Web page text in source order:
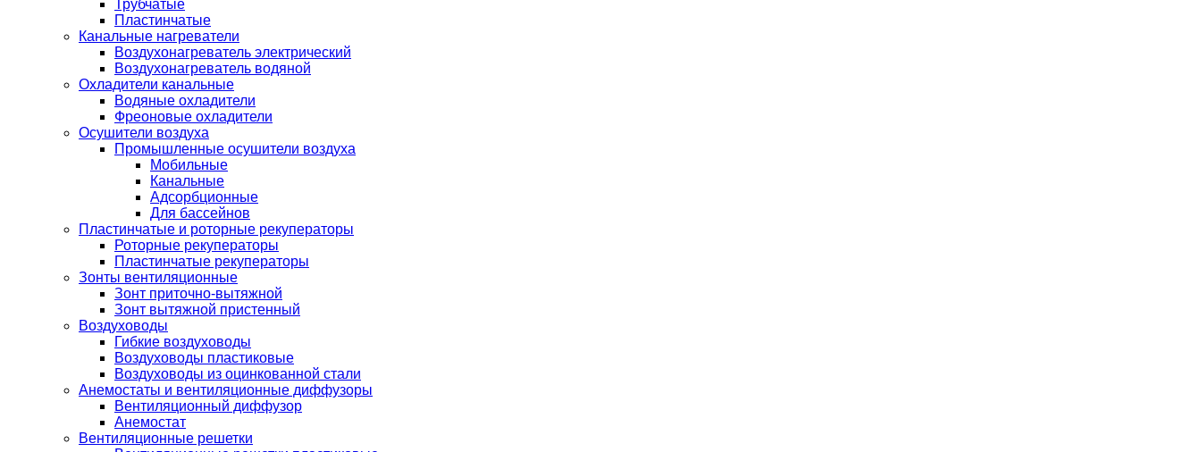
Трубчатые
Пластинчатые
Канальные нагреватели
Воздухонагреватель электрический
Воздухонагреватель водяной
Охладители канальные
Водяные охладители
Фреоновые охладители
Осушители воздуха
Промышленные осушители воздуха
Мобильные
Канальные
Адсорбционные
Для бассейнов
Пластинчатые и роторные рекуператоры
Роторные рекуператоры
Пластинчатые рекуператоры
Зонты вентиляционные
Зонт приточно-вытяжной
Зонт вытяжной пристенный
Воздуховоды
Гибкие воздуховоды
Воздуховоды пластиковые
Воздуховоды из оцинкованной стали
Анемостаты и вентиляционные диффузоры
Вентиляционный диффузор
Анемостат
Вентиляционные решетки